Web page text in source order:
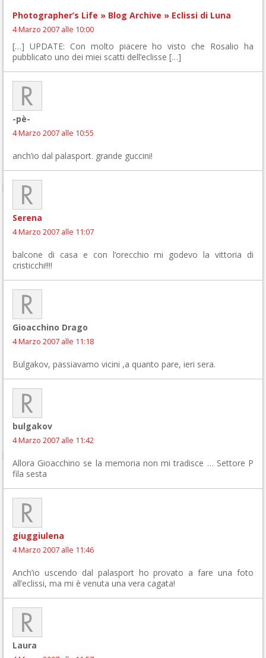
Photographer’s Life » Blog Archive » Eclissi di Luna
4 Marzo 2007 alle 10:00
[…] UPDATE: Con molto piacere ho visto che Rosalio ha
pubblicato uno dei miei scatti dell’eclisse […]
-pè-
4 Marzo 2007 alle 10:55
anch’io dal palasport. grande guccini!
Serena
4 Marzo 2007 alle 11:07
balcone di casa e con l’orecchio mi godevo la vittoria di
cristicchi!!!!
Gioacchino Drago
4 Marzo 2007 alle 11:18
Bulgakov, passiavamo vicini ,a quanto pare, ieri sera.
bulgakov
4 Marzo 2007 alle 11:42
Allora Gioacchino se la memoria non mi tradisce … Settore P
fila sesta
giuggiulena
4 Marzo 2007 alle 11:46
Anch’io uscendo dal palasport ho provato a fare una foto
all’eclissi, ma mi è venuta una vera cagata!
Laura